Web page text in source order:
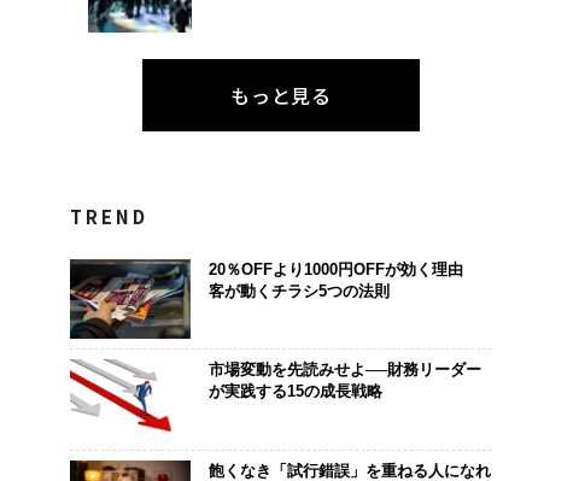
もっと見る
TREND
20％OFFより1000円OFFが効く理由
客が動くチラシ5つの法則
市場変動を先読みせよ──財務リーダー
が実践する15の成長戦略
飽くなき「試行錯誤」を重ねる人になれ